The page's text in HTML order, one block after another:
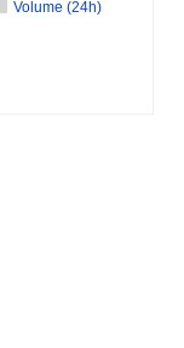
Volume (24h)